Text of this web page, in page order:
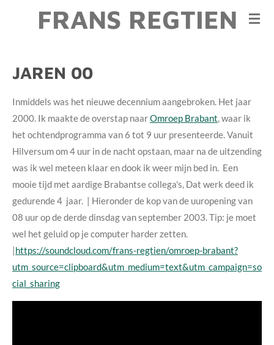
hoofdinhoud
FRANS REGTIEN
JAREN 00
Inmiddels was het nieuwe decennium aangebroken. Het jaar
2000. Ik maakte de overstap naarOmroep Brabant, waar ik
het ochtendprogramma van 6 tot 9 uur presenteerde. Vanuit
Hilversum om 4 uur in de nacht opstaan, maar na de uitzending
was ik wel meteen klaar en dook ik weer mijn bed in. Een
mooie tijd met aardige Brabantse collega's, Dat werk deed ik
gedurende 4 jaar. | Hieronder de kop van de uuropening van
08 uur op de derde dinsdag van september 2003. Tip: je moet
wel het geluid op je computer harder zetten.
|https://soundcloud.com/frans-regtien/omroep-brabant?
utm_source=clipboard&utm_medium=text&utm_campaign=so
cial_sharing